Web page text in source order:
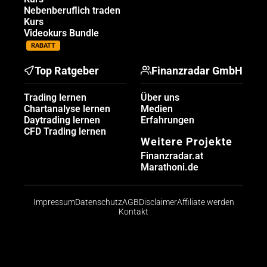
Nebenberuflich traden
Kurs
Videokurs Bundle
RABATT
Top Ratgeber
Trading lernen
Chartanalyse lernen
Daytrading lernen
CFD Trading lernen
Finanzradar GmbH
Über uns
Medien
Erfahrungen
Weitere Projekte
Finanzradar.at
Marathoni.de
ImpressumDatenschutzAGBDisclaimerAffiliate werden
Kontakt